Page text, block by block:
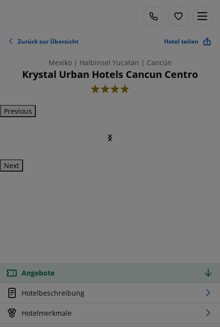
Zurück zur Übersicht Hotel teilen
Mexiko | Halbinsel Yucatán | Cancún
Krystal Urban Hotels Cancun Centro
4
Previous
Next
Angebote
Hotelbeschreibung
Hotelmerkmale